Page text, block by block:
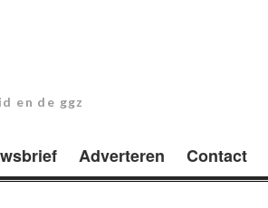
en de ggz
Adverteren Contact